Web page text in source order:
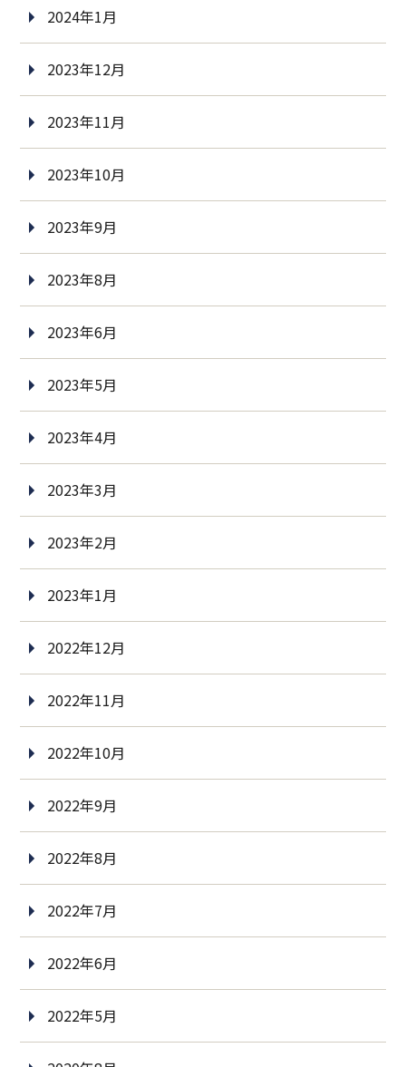
2024年1月
2023年12月
2023年11月
2023年10月
2023年9月
2023年8月
2023年6月
2023年5月
2023年4月
2023年3月
2023年2月
2023年1月
2022年12月
2022年11月
2022年10月
2022年9月
2022年8月
2022年7月
2022年6月
2022年5月